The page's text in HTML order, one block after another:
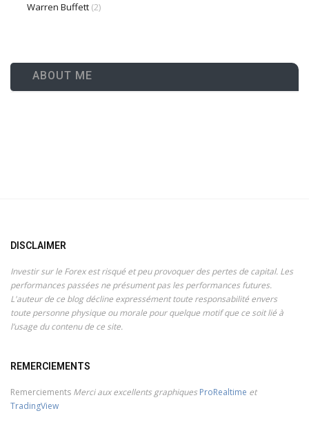
Warren Buffett (2)
ABOUT ME
DISCLAIMER
Investir sur le Forex est risqué et peu provoquer des pertes de capital. Les
performances passées ne présument pas les performances futures.
L'auteur de ce blog décline expressément toute responsabilité envers
toute personne physique ou morale pour quelque motif que ce soit lié à
l’usage du contenu de ce site.
REMERCIEMENTS
Remerciements Merci aux excellents graphiques ProRealtime et
TradingView